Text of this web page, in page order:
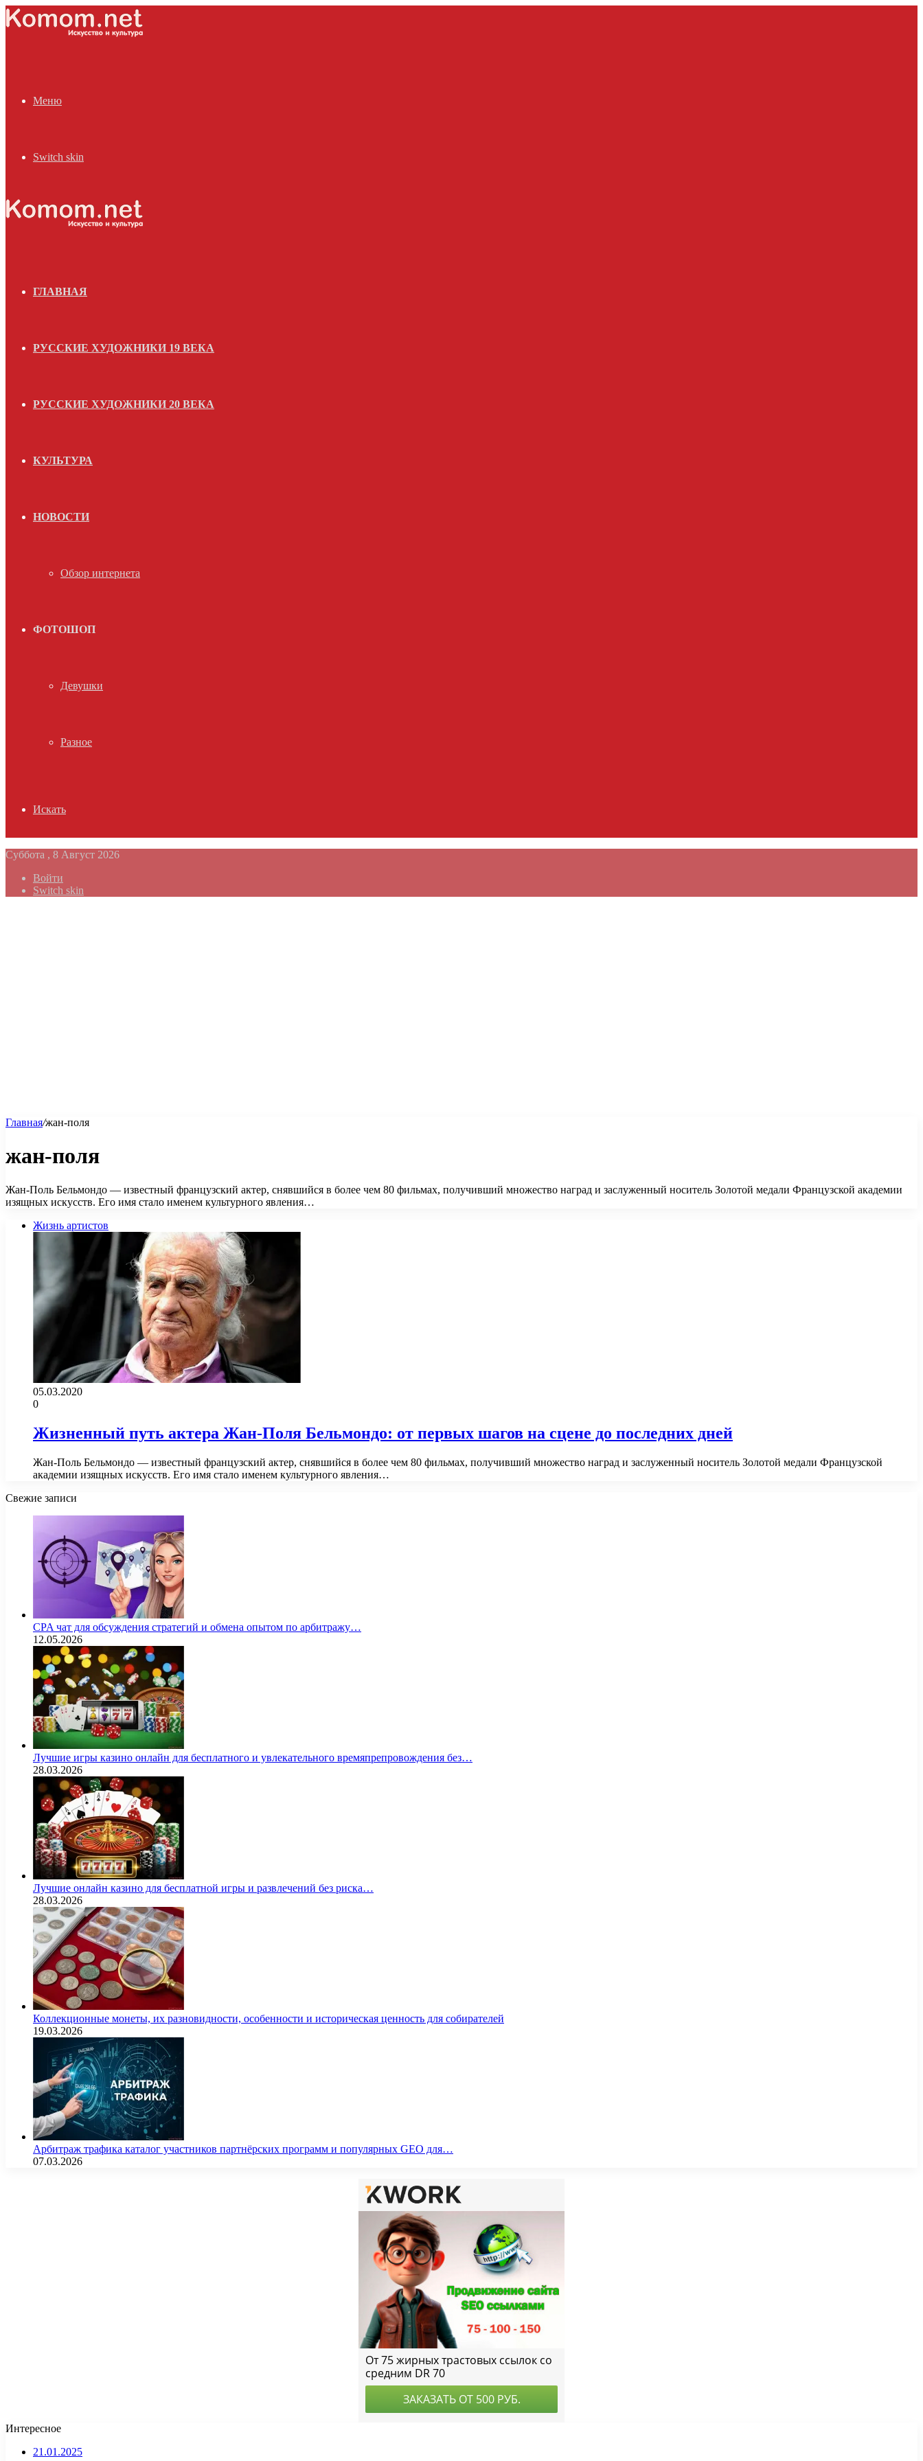
Меню
Switch skin
ГЛАВНАЯ
РУССКИЕ ХУДОЖНИКИ 19 ВЕКА
РУССКИЕ ХУДОЖНИКИ 20 ВЕКА
КУЛЬТУРА
НОВОСТИ
Обзор интернета
ФОТОШОП
Девушки
Разное
Искать
Суббота , 8 Август 2026
Войти
Switch skin
Главная/жан-поля
жан-поля
Жан-Поль Бельмондо — известный французский актер, снявшийся в более чем 80 фильмах, получивший множество наград и заслуженный носитель Золотой медали Французской академии
изящных искусств. Его имя стало именем культурного явления…
Жизнь артистов
05.03.2020
0
Жизненный путь актера Жан-Поля Бельмондо: от первых шагов на сцене до последних дней
Жан-Поль Бельмондо — известный французский актер, снявшийся в более чем 80 фильмах, получивший множество наград и заслуженный носитель Золотой медали Французской
академии изящных искусств. Его имя стало именем культурного явления…
Свежие записи
CPA чат для обсуждения стратегий и обмена опытом по арбитражу…
12.05.2026
Лучшие игры казино онлайн для бесплатного и увлекательного времяпрепровождения без…
28.03.2026
Лучшие онлайн казино для бесплатной игры и развлечений без риска…
28.03.2026
Коллекционные монеты, их разновидности, особенности и историческая ценность для собирателей
19.03.2026
Арбитраж трафика каталог участников партнёрских программ и популярных GEO для…
07.03.2026
Интересное
21.01.2025